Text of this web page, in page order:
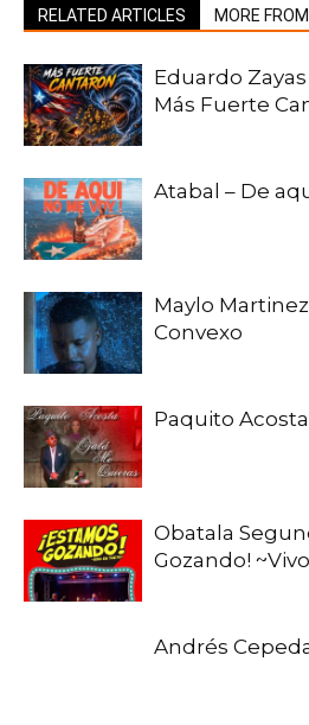
RELATED ARTICLES MORE
Eduardo
Más Fuerte
Atabal – De
Maylo
Convexo
Paquito
Obatala
Gozando!
Andrés